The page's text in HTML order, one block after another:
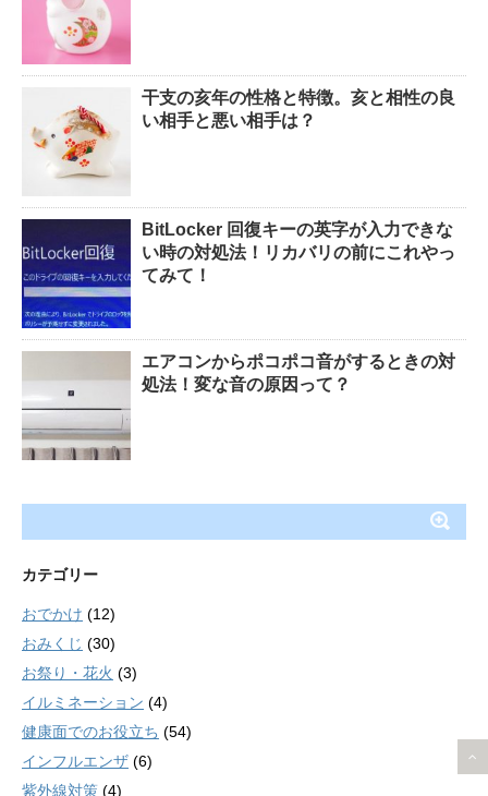
干支の亥年の性格と特徴。亥と相性の良
い相手と悪い相手は？
BitLocker 回復キーの英字が入力できな
い時の対処法！リカバリの前にこれやっ
てみて！
エアコンからポコポコ音がするときの対
処法！変な音の原因って？
カテゴリー
おでかけ (12)
おみくじ (30)
お祭り・花火 (3)
イルミネーション (4)
健康面でのお役立ち (54)
インフルエンザ (6)
紫外線対策 (4)